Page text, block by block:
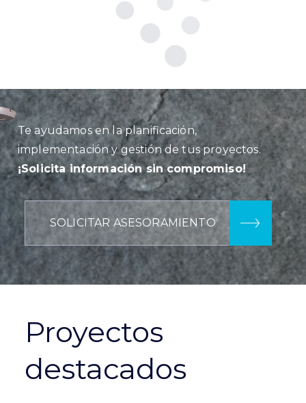
Te ayudamos en la planificación,
implementación y gestión de tus proyectos.
¡Solicita información sin compromiso!
SOLICITAR ASESORAMIENTO
Proyectos
destacados